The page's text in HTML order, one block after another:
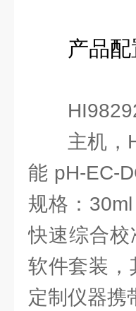
产品配
主机，
能 pH-EC-
规格：
快速综合
软件套装，
定制仪器携